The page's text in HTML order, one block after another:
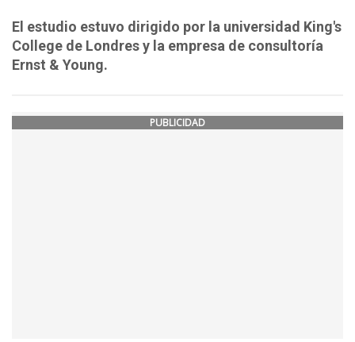
El estudio estuvo dirigido por la universidad King's
College de Londres y la empresa de consultoría
Ernst & Young.
PUBLICIDAD